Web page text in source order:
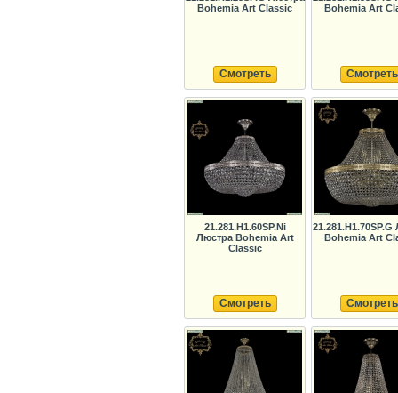
Bohemia Art Classic
Смотреть
Bohemia Art
Смотреть
21.281.H1.60SP.Ni
Люстра Bohemia Art
Classic
Смотреть
21.281.H1.70SP.G
Bohemia Art
Смотреть